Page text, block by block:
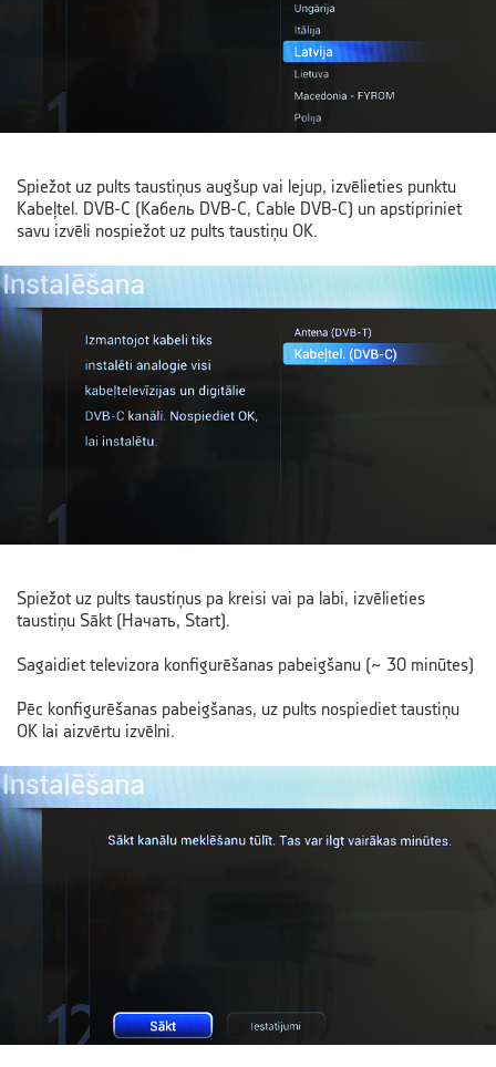
Spiežot uz pults taustiņus augšup vai lejup, izvēlieties punktu
Kabeļtel. DVB-C (Кабель DVB-C, Cable DVB-C) un apstipriniet
savu izvēli nospiežot uz pults taustiņu OK.
Spiežot uz pults taustiņus pa kreisi vai pa labi, izvēlieties
taustiņu Sākt (Начать, Start).
Sagaidiet televizora konfigurēšanas pabeigšanu (~ 30 minūtes)
Pēc konfigurēšanas pabeigšanas, uz pults nospiediet taustiņu
OK lai aizvērtu izvēlni.